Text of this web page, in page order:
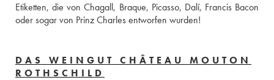
Etiketten, die von Chagall, Braque, Picasso, Dalí, Francis Bacon
oder sogar von Prinz Charles entworfen wurden!
DAS WEINGUT CHÂTEAU MOUTON
ROTHSCHILD